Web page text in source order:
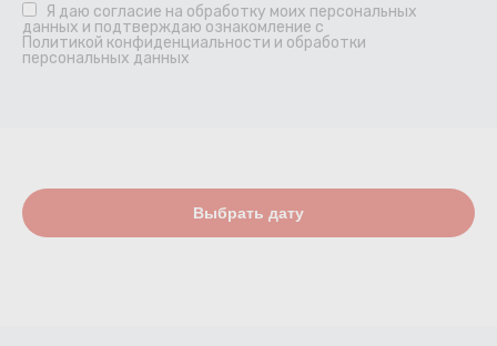
Я даю согласие на обработку моих персональных
данных и подтверждаю ознакомление с
Политикой конфиденциальности и обработки
персональных данных
Выбрать дату